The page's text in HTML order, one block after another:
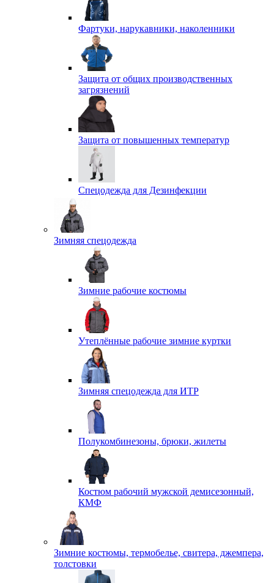
Фартуки, нарукавники, наколенники
Защита от общих производственных
загрязнений
Защита от повышенных температур
Спецодежда для Дезинфекции
Зимняя спецодежда
Зимние рабочие костюмы
Утеплённые рабочие зимние куртки
Зимняя спецодежда для ИТР
Полукомбинезоны, брюки, жилеты
Костюм рабочий мужской демисезонный,
КМФ
Зимние костюмы, термобелье, свитера, джемпера,
толстовки